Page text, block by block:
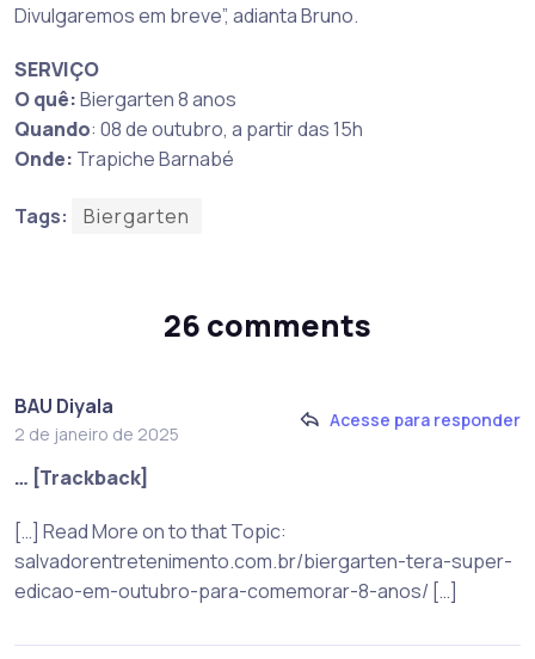
Divulgaremos em breve”, adianta Bruno.
SERVIÇO
O quê:Biergarten 8 anos
Quando: 08 de outubro, a partir das 15h
Onde: Trapiche Barnabé
Tags: Biergarten
26 comments
BAU Diyala
2 de janeiro de 2025
Acesse para responder
… [Trackback]
[…] Read More on to that Topic:
salvadorentretenimento.com.br/biergarten-tera-super-
edicao-em-outubro-para-comemorar-8-anos/ […]